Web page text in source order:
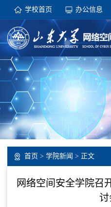
学校首页 办公信息
首页 > 学院新闻 > 正文
网络空间安全学院召
讨